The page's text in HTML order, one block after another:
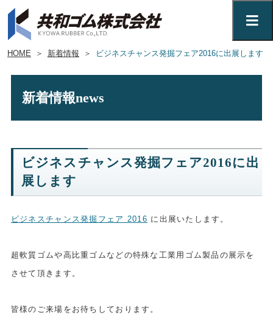
HOME ＞ 新着情報 ＞ ビジネスチャンス発掘フェア2016に出展します
新着情報news
ビジネスチャンス発掘フェア2016に出
展します
ビジネスチャンス発掘フェア 2016 に出展いたします。
超軟質ゴムや高比重ゴムなどの特殊な工業用ゴム製品の展示を
させて頂きます。
皆様のご来場をお待ちしております。